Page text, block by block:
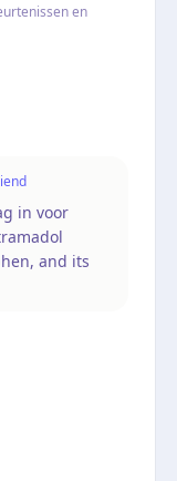
en
in voor
and its